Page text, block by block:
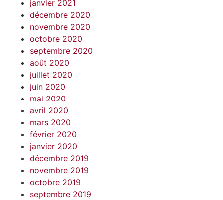
janvier 2021
décembre 2020
novembre 2020
octobre 2020
septembre 2020
août 2020
juillet 2020
juin 2020
mai 2020
avril 2020
mars 2020
février 2020
janvier 2020
décembre 2019
novembre 2019
octobre 2019
septembre 2019